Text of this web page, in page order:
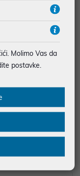
1.8m Gembird, crni
6
Molimo Vas da
postavke.